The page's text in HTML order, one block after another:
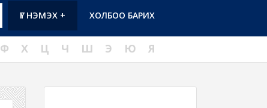
ХОЛБОО БАРИХ
ҮГ НЭМЭХ +
Ф Х Ц Ч Ш Э Ю Я